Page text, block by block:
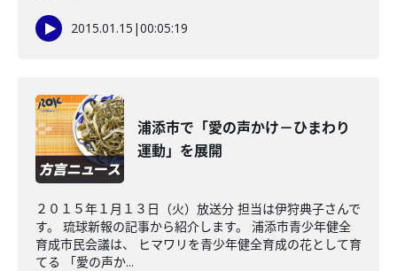
2015.01.15 |00:05:19
浦添市で「愛の声かけ－ひまわり
運動」を展開
２０１５年１月１３日（火）放送分 担当は伊狩典子さんで
す。 琉球新報の記事から紹介します。 浦添市青少年健全
育成市民会議は、 ヒマワリを青少年健全育成の花として育
てる 「愛の声か...